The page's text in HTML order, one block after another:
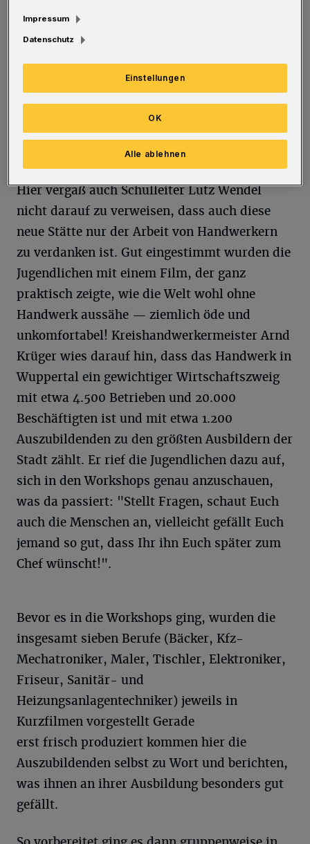
"denn eine bessere Möglichkeit, Jugendliche
für das Handwerk zu begeistern gibt es wohl
Und so traf man Mitte Januar bestens
vorbereitet in der neuen Aula der Schule auf
rund 150 Schülerinnen und Schüler der achten
Hier vergaß auch Schulleiter Lutz Wendel
nicht darauf zu verweisen, dass auch diese
neue Stätte nur der Arbeit von Handwerkern
zu verdanken ist. Gut eingestimmt wurden die
Jugendlichen mit einem Film, der ganz
praktisch zeigte, wie die Welt wohl ohne
Handwerk aussähe — ziemlich öde und
unkomfortabel! Kreishandwerkermeister Arnd
Krüger wies darauf hin, dass das Handwerk in
Wuppertal ein gewichtiger Wirtschaftszweig
mit etwa 4.500 Betrieben und 20.000
Beschäftigten ist und mit etwa 1.200
Auszubildenden zu den größten Ausbildern der
Stadt zählt. Er rief die Jugendlichen dazu auf,
sich in den Workshops genau anzuschauen,
was da passiert: "Stellt Fragen, schaut Euch
auch die Menschen an, vielleicht gefällt Euch
jemand so gut, dass Ihr ihn Euch später zum
Chef wünscht!".
Bevor es in die Workshops ging, wurden die
insgesamt sieben Berufe (Bäcker, Kfz-
Mechatroniker, Maler, Tischler, Elektroniker,
Friseur, Sanitär- und
Heizungsanlagentechniker) jeweils in
Kurzfilmen vorgestellt Gerade
erst frisch produziert kommen hier die
Auszubildenden selbst zu Wort und berichten,
was ihnen an ihrer Ausbildung besonders gut
gefällt.
Impressum
Datenschutz
Einstellungen
Alle ablehnen
OK